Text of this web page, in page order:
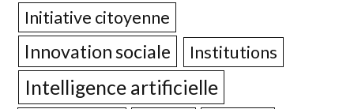
Initiative citoyenne
Innovation sociale Institutions
Intelligence artificielle